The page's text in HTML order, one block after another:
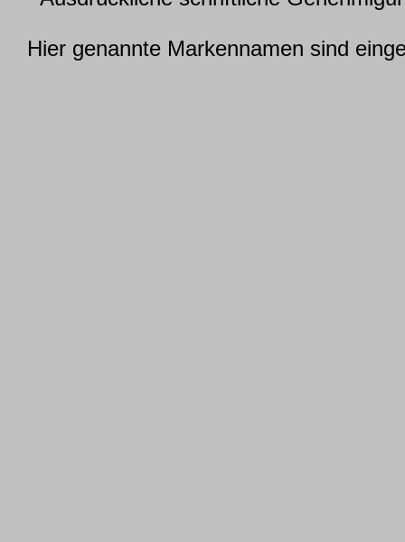
Hier genannte Markennamen sind